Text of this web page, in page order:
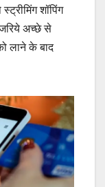
शॉपिंग
अच्छे से
लाने के बाद